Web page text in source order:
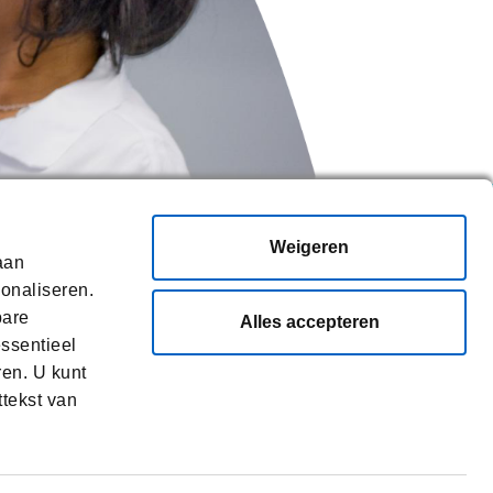
U kunt
van
Alles accepteren
Weigeren